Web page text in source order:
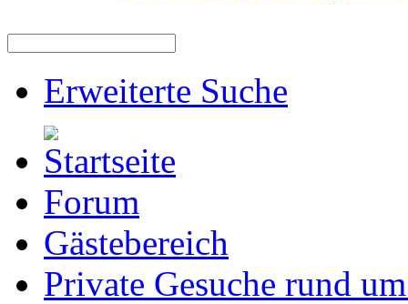
Erweiterte Suche
Forum
Gästebereich
Private Gesuche rund